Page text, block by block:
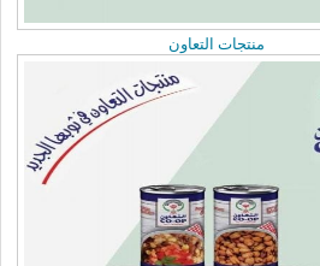
Sunday, June 21, 2026
تاجيل الجمعية العمومية
Sunday, June 14, 2026
منتجات التعاون